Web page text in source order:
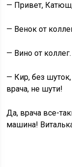
— Привет, Катюш,
— Венок от
— Вино от
— Кир, без
врача, не шути!
Да, врача все-
машина!